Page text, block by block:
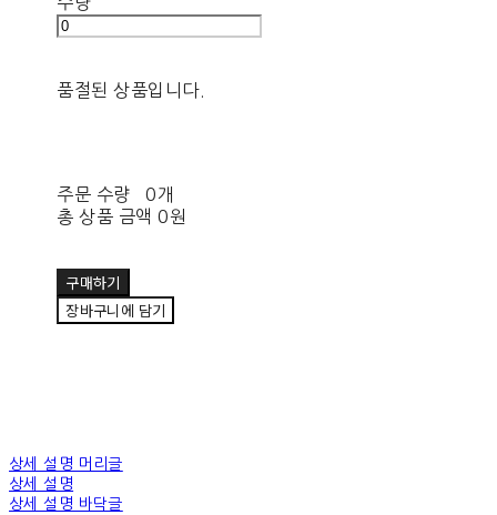
품절된 상품입니다.
주문 수량
0개
총 상품 금액 0원
구매하기
장바구니에 담기
상세 설명 머리글
상세 설명
상세 설명 바닥글